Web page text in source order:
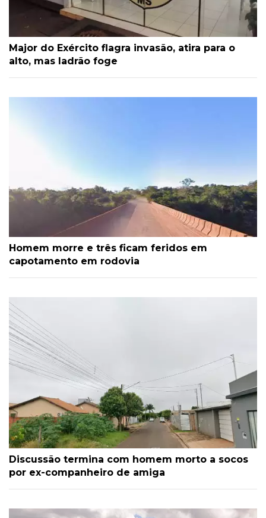
Major do Exército flagra invasão, atira para o
alto, mas ladrão foge
Homem morre e três ficam feridos em
capotamento em rodovia
Discussão termina com homem morto a socos
por ex-companheiro de amiga